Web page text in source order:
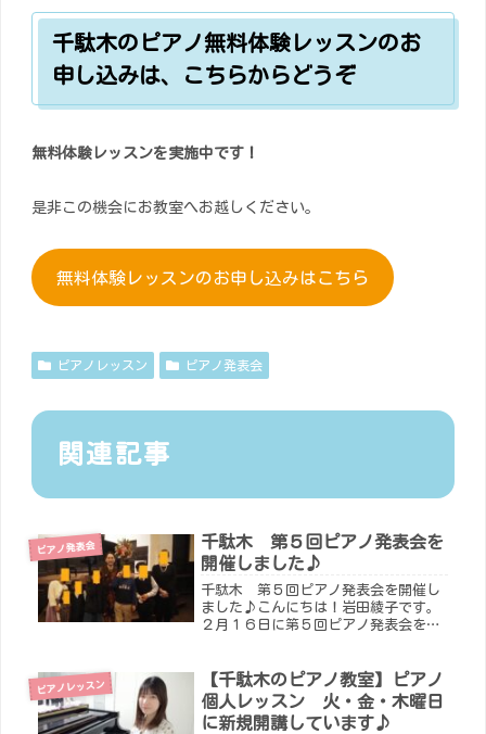
千駄木のピアノ無料体験レッスンのお
申し込みは、こちらからどうぞ
無料体験レッスンを実施中です！
是非この機会にお教室へお越しください。
無料体験レッスンのお申し込みはこちら
ピアノレッスン ピアノ発表会
関連記事
ピアノ発表会
千駄木 第５回ピアノ発表会を
開催しました♪
千駄木 第５回ピアノ発表会を開催し
ました♪こんにちは！岩田綾子です。
２月１６日に第５回ピアノ発表会を開
まして、いつも温かくお子さまを見守
ってくださる保護者の皆さまに感謝申
し...
ピアノレッスン
【千駄木のピアノ教室】ピアノ
個人レッスン 火・金・木曜日
に新規開講しています♪